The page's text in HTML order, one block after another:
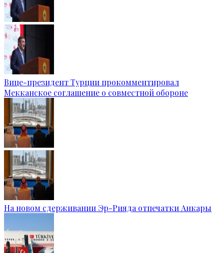
Вице-президент Турции прокомментировал
Мекканское соглашение о совместной обороне
На новом сдерживании Эр-Рияда отпечатки Анкары